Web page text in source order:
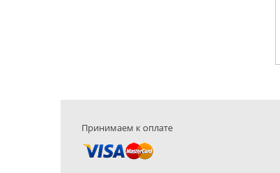
Принимаем к оплате